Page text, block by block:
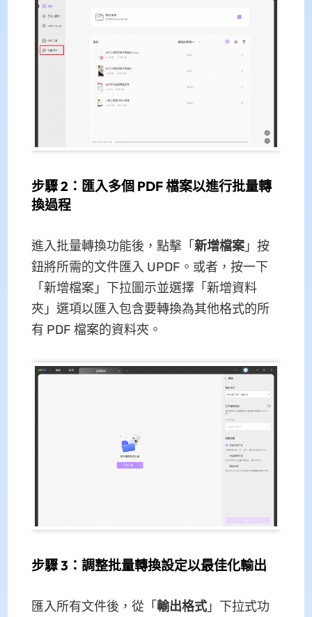
步驟 2：匯入多個 PDF 檔案以進行批量轉
換過程
進入批量轉換功能後，點擊「 新增檔案」按
鈕將所需的文件匯入 UPDF。或者，按一下
「新增檔案」下拉圖示並選擇「新增資料
夾」選項以匯入包含要轉換為其他格式的所
有 PDF 檔案的資料夾。
步驟 3：調整批量轉換設定以最佳化輸出
匯入所有文件後，從「輸出格式」下拉式功